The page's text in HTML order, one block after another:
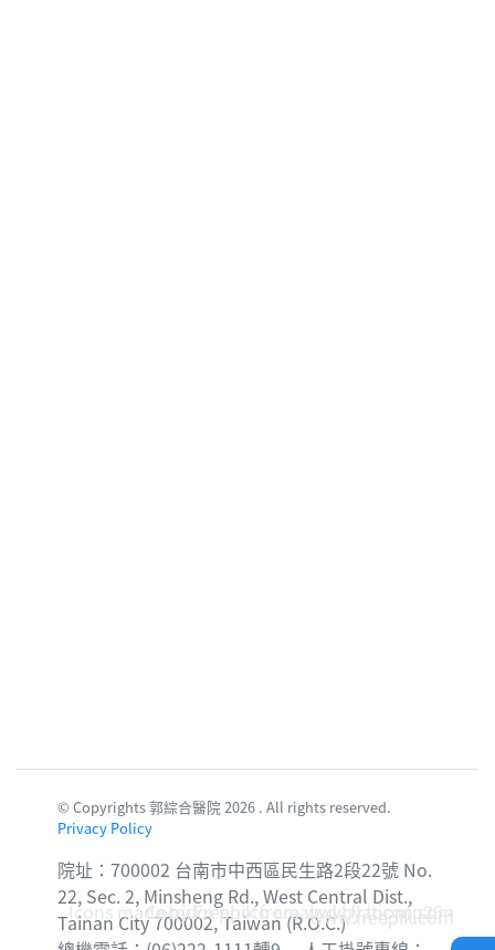
© Copyrights 郭綜合醫院 2026 . All rights reserved.
Privacy Policy
院址：700002 台南市中西區民生路2段22號 No.
22, Sec. 2, Minsheng Rd., West Central Dist.,
Tainan City 700002, Taiwan (R.O.C.)
Icons made byFreepikfromwww.flaticon.com
Corridor photo created by topntp26 -
www.freepik.com